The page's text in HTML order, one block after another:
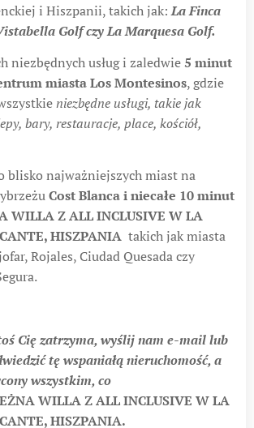
i Hiszpanii, takich jak: La Finca
Golf czy La Marquesa Golf.
niezbędnych usług i zaledwie5 minut
miasta Los Montesinos, gdzie
niezbędne usługi, takie jak
bary, restauracje, place, kościół,
blisko najważniejszych miast na
Cost Blanca i niecałe 10 minut
WILLA Z ALL INCLUSIVE W LA
HISZPANIA takich jak miasta
Rojales, Ciudad Quesada czy
Cię zatrzyma, wyślij nam e-mail lub
tę wspaniałą nieruchomość, a
wszystkim, co
WILLA Z ALL INCLUSIVE W LA
HISZPANIA.